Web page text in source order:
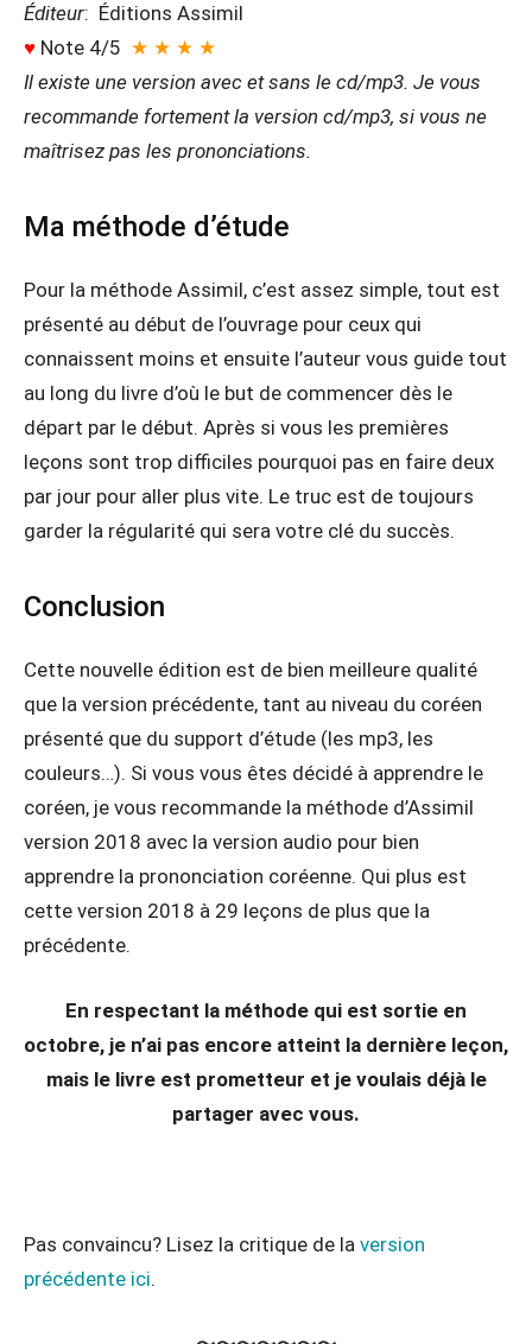
Éditeur: Éditions Assimil
♥ Note 4/5 ★ ★ ★ ★
Il existe une version avec et sans le cd/mp3. Je vous
recommande fortement la version cd/mp3, si vous ne
maîtrisez pas les prononciations.
Ma méthode d’étude
Pour la méthode Assimil, c’est assez simple, tout est
présenté au début de l’ouvrage pour ceux qui
connaissent moins et ensuite l’auteur vous guide tout
au long du livre d’où le but de commencer dès le
départ par le début. Après si vous les premières
leçons sont trop difficiles pourquoi pas en faire deux
par jour pour aller plus vite. Le truc est de toujours
garder la régularité qui sera votre clé du succès.
Conclusion
Cette nouvelle édition est de bien meilleure qualité
que la version précédente, tant au niveau du coréen
présenté que du support d’étude (les mp3, les
couleurs…). Si vous vous êtes décidé à apprendre le
coréen, je vous recommande la méthode d’Assimil
version 2018 avec la version audio pour bien
apprendre la prononciation coréenne. Qui plus est
cette version 2018 à 29 leçons de plus que la
précédente.
En respectant la méthode qui est sortie en
octobre, je n’ai pas encore atteint la dernière leçon,
mais le livre est prometteur et je voulais déjà le
partager avec vous.
Pas convaincu? Lisez la critique de la version
précédente ici.